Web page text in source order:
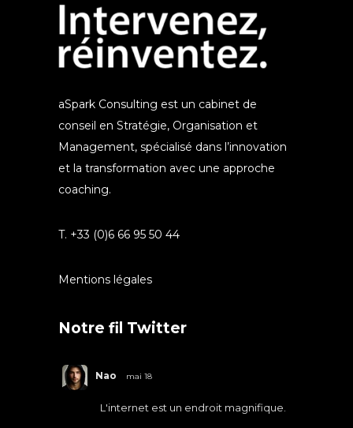
aSpark Consulting est un cabinet de
conseil en Stratégie, Organisation et
Management, spécialisé dans l’innovation
et la transformation avec une approche
coaching.
T. +33 (0)6 66 95 50 44
Mentions légales
Notre fil Twitter
Nao mai 18
L'internet est un endroit magnifique.